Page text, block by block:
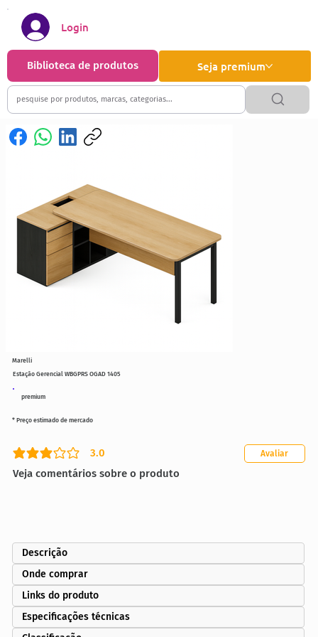
Seja premium
Biblioteca de produtos
Login
premium
Estação Gerencial WBGPRS OGAD 1405
3.0
classificação média é 3 de 5
Veja comentários sobre o produto
Avaliar
* Preço estimado de mercado
Marelli
Descrição
Onde comprar
Links do produto
Especificações técnicas